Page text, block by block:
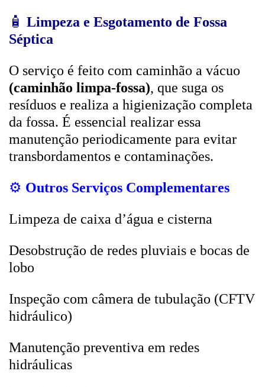
🧴 Limpeza e Esgotamento de Fossa
Séptica
O serviço é feito com caminhão a vácuo
(caminhão limpa-fossa), que suga os
resíduos e realiza a higienização completa
da fossa. É essencial realizar essa
manutenção periodicamente para evitar
transbordamentos e contaminações.
⚙️ Outros Serviços Complementares
Limpeza de caixa d’água e cisterna
Desobstrução de redes pluviais e bocas de
lobo
Inspeção com câmera de tubulação (CFTV
hidráulico)
Manutenção preventiva em redes
hidráulicas